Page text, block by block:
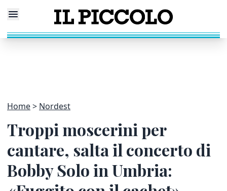
Home Nordest
Troppi moscerini per
cantare, salta il concerto di
Bobby Solo in Umbria: